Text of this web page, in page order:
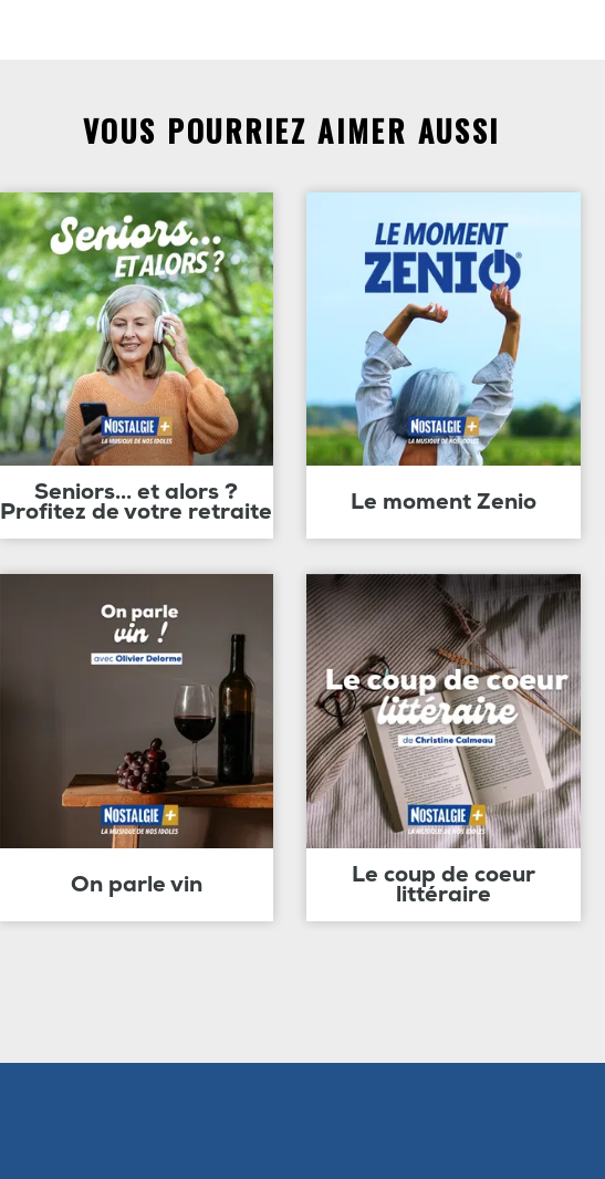
VOUS POURRIEZ AIMER AUSSI
Seniors... et alors ?
Profitez de votre retraite Le moment Zenio
On parle vin Le coup de coeur
littéraire